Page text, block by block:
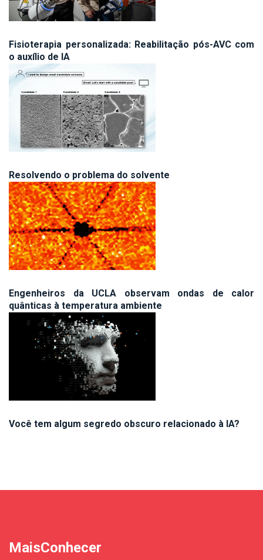
Fisioterapia personalizada: Reabilitação pós-AVC com
o auxílio de IA
Resolvendo o problema do solvente
Engenheiros da UCLA observam ondas de calor
quânticas à temperatura ambiente
Você tem algum segredo obscuro relacionado à IA?
MaisConhecer